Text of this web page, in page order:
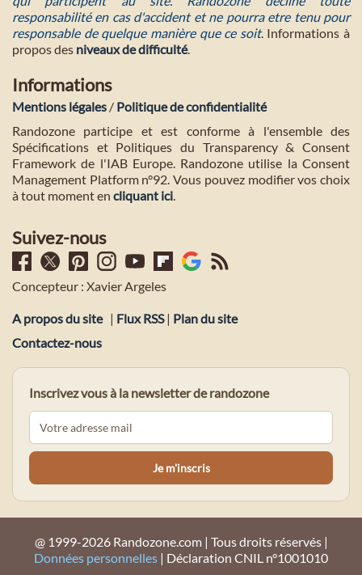
responsabilité en cas d'accident et ne pourra etre tenu pour
responsable de quelque manière que ce soit. Informations à
propos des niveaux de difficulté.
Informations
Mentions légales / Politique de confidentialité
Randozone participe et est conforme à l'ensemble des
Spécifications et Politiques du Transparency & Consent
Framework de l'IAB Europe. Randozone utilise la Consent
Management Platform n°92. Vous pouvez modifier vos choix
à tout moment en cliquant ici.
Suivez-nous
Concepteur : Xavier Argeles
A propos du site | Flux RSS| Plan du site
Contactez-nous
Inscrivez vous à la newsletter de randozone
@ 1999-2026 Randozone.com | Tous droits réservés |
Données personnelles | Déclaration CNIL n°1001010